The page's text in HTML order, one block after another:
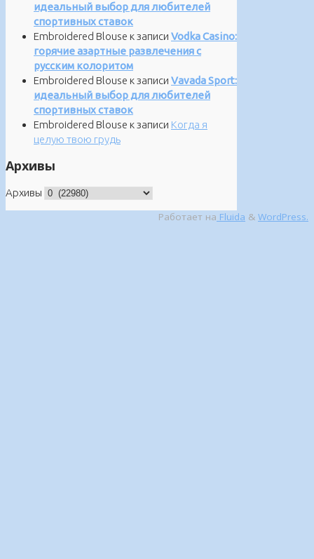
идеальный выбор для любителей
спортивных ставок
Embroidered Blouse к записи Vodka Casino:
горячие азартные развлечения с
русским колоритом
Embroidered Blouse к записи Vavada Sport:
идеальный выбор для любителей
спортивных ставок
Embroidered Blouse к записи Когда я
целую твою грудь
Архивы
Архивы
Работает на Fluida & WordPress.